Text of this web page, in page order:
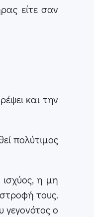
είτε σαν
και την
πολύτιμος
ισχύος, η μη
τους.
ο